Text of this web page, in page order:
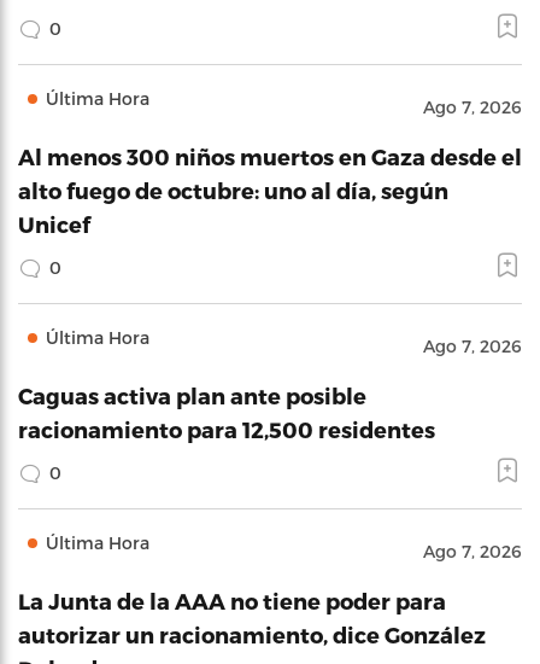
0
Última Hora Ago 7, 2026
Al menos 300 niños muertos en Gaza desde el
alto fuego de octubre: uno al día, según
Unicef
0
Última Hora Ago 7, 2026
Caguas activa plan ante posible
racionamiento para 12,500 residentes
0
Última Hora Ago 7, 2026
La Junta de la AAA no tiene poder para
autorizar un racionamiento, dice González